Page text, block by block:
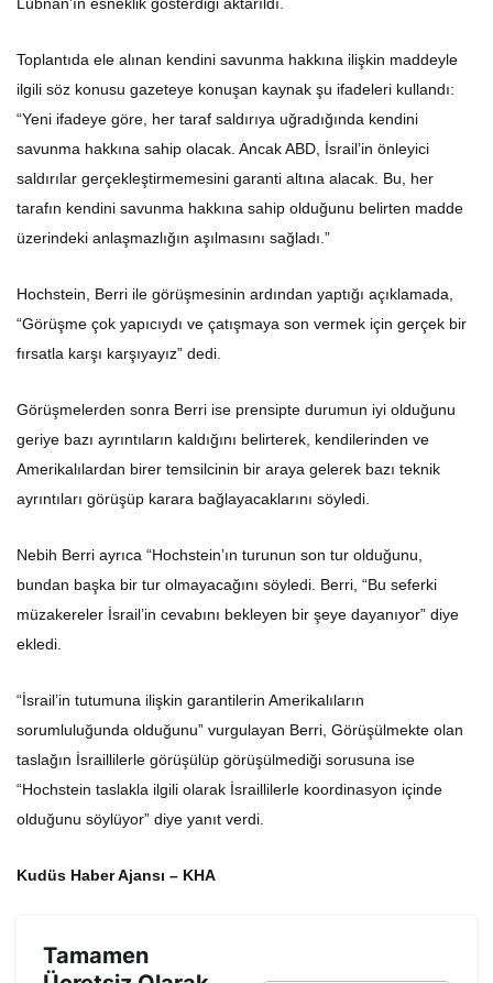
Toplantıda ele alınan kendini savunma hakkına ilişkin maddeyle
ilgili söz konusu gazeteye konuşan kaynak şu ifadeleri kullandı:
“Yeni ifadeye göre, her taraf saldırıya uğradığında kendini
savunma hakkına sahip olacak. Ancak ABD, İsrail’in önleyici
saldırılar gerçekleştirmemesini garanti altına alacak. Bu, her
tarafın kendini savunma hakkına sahip olduğunu belirten madde
üzerindeki anlaşmazlığın aşılmasını sağladı.”
Hochstein, Berri ile görüşmesinin ardından yaptığı açıklamada,
“Görüşme çok yapıcıydı ve çatışmaya son vermek için gerçek bir
fırsatla karşı karşıyayız” dedi.
Görüşmelerden sonra Berri ise prensipte durumun iyi olduğunu
geriye bazı ayrıntıların kaldığını belirterek, kendilerinden ve
Amerikalılardan birer temsilcinin bir araya gelerek bazı teknik
ayrıntıları görüşüp karara bağlayacaklarını söyledi.
Nebih Berri ayrıca “Hochstein’ın turunun son tur olduğunu,
bundan başka bir tur olmayacağını söyledi. Berri, “Bu seferki
müzakereler İsrail’in cevabını bekleyen bir şeye dayanıyor” diye
ekledi.
“İsrail’in tutumuna ilişkin garantilerin Amerikalıların
sorumluluğunda olduğunu” vurgulayan Berri, Görüşülmekte olan
taslağın İsraillilerle görüşülüp görüşülmediği sorusuna ise
“Hochstein taslakla ilgili olarak İsraillilerle koordinasyon içinde
olduğunu söylüyor” diye yanıt verdi.
Kudüs Haber Ajansı – KHA
Tamamen
Ücretsiz Olarak